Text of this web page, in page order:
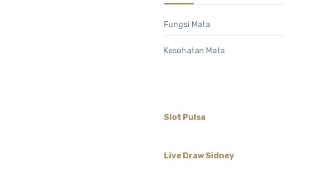
Fungsi Mata
Kesehatan Mata
Slot Pulsa
Live Draw Sidney